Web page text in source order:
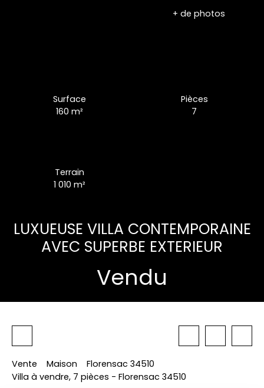
+ de photos
Surface
160m²
Pièces
7
Terrain
1 010m²
LUXUEUSE VILLA CONTEMPORAINE
AVEC SUPERBE EXTERIEUR
Vendu
Vente Maison
Florensac 34510
Villa à vendre, 7 pièces - Florensac 34510